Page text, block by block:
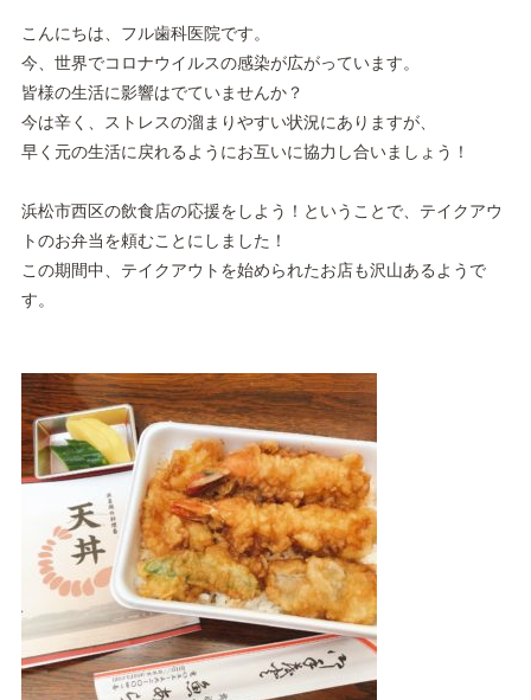
こんにちは、フル歯科医院です。
今、世界でコロナウイルスの感染が広がっています。
皆様の生活に影響はでていませんか？
今は辛く、ストレスの溜まりやすい状況にありますが、
早く元の生活に戻れるようにお互いに協力し合いましょう！
浜松市西区の飲食店の応援をしよう！ということで、テイクアウ
トのお弁当を頼むことにしました！
この期間中、テイクアウトを始められたお店も沢山あるようで
す。